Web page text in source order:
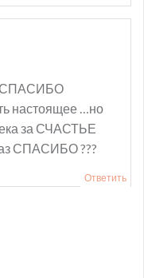
настоящее …но
за СЧАСТЬЕ
СПАСИБО ???
Ответить